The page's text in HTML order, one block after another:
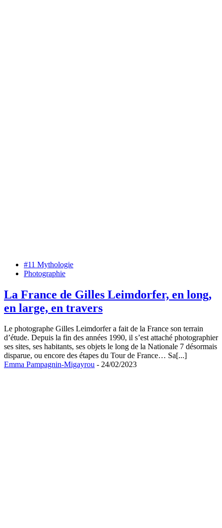
#11 Mythologie
Photographie
La France de Gilles Leimdorfer, en long,
en large, en travers
Le photographe Gilles Leimdorfer a fait de la France son terrain
d’étude. Depuis la fin des années 1990, il s’est attaché photographier
ses sites, ses habitants, ses objets le long de la Nationale 7 désormais
disparue, ou encore des étapes du Tour de France… Sa[...]
Emma Pampagnin-Migayrou - 24/02/2023